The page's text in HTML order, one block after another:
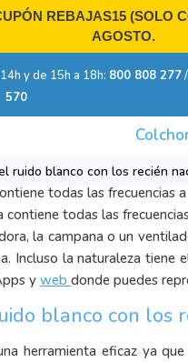
REBAJAS15(SOLO
AGOSTO.
y de 15h a 18h: 800 808 277/
570
ruido blanco con los recién
todas las
contiene todas las
la campana o un
Incluso la naturaleza
y web donde puedes
blanco con los
herramienta eficaz ya